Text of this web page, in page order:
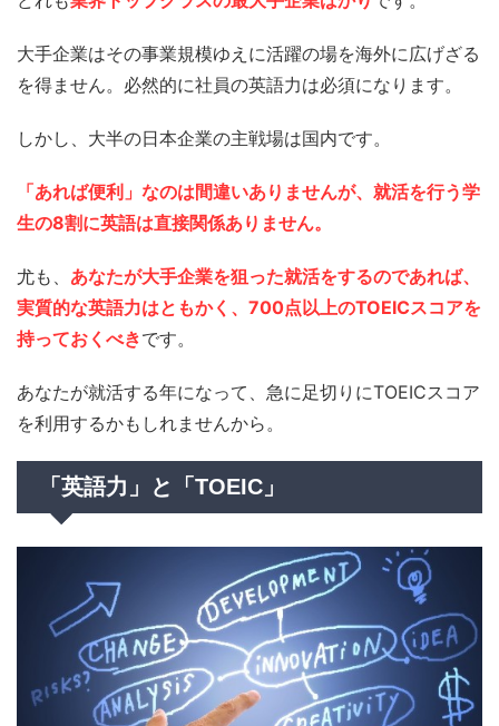
大手企業はその事業規模ゆえに活躍の場を海外に広げざる
を得ません。必然的に社員の英語力は必須になります。
しかし、大半の日本企業の主戦場は国内です。
「あれば便利」なのは間違いありませんが、就活を行う学
生の8割に英語は直接関係ありません。
尤も、 あなたが大手企業を狙った就活をするのであれば、
実質的な英語力はともかく、700点以上のTOEICスコアを
持っておくべきです。
あなたが就活する年になって、急に足切りにTOEICスコア
を利用するかもしれませんから。
「英語力」と「TOEIC」